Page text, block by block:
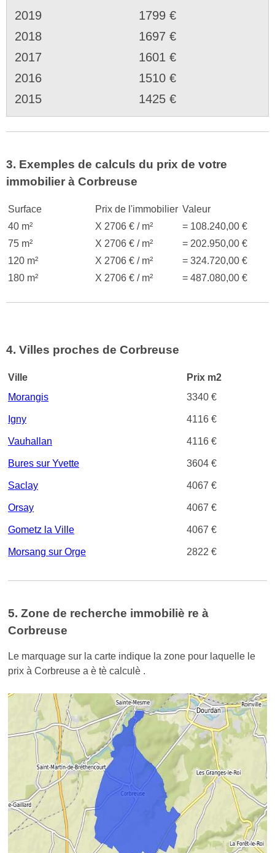
2019
1799 €
2018
1697 €
2017
1601 €
2016
1510 €
2015
1425 €
3. Exemples de calculs du prix de votre
immobilier à Corbreuse
Surface Prix de l'immobilier Valeur
40 m²
X 2706 € / m²
= 108.240,00 €
75 m²
X 2706 € / m²
= 202.950,00 €
120 m²
X 2706 € / m²
= 324.720,00 €
180 m²
X 2706 € / m² = 487.080,00 €
4. Villes proches de Corbreuse
Ville
Prix m2
Morangis
3340 €
Igny 4116 €
Vauhallan 4116 €
Bures sur Yvette 3604 €
Saclay 4067 €
Orsay 4067 €
Gometz la Ville 4067 €
Morsang sur Orge 2822 €
5. Zone de recherche immobiliè re à
Corbreuse
Le marquage sur la carte indique la zone pour laquelle le
prix à Corbreuse a è tè calculè .